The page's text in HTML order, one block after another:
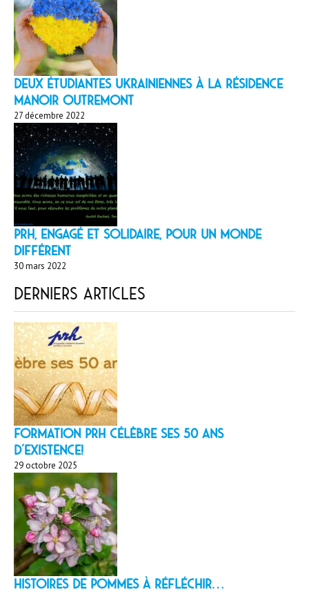
Deux étudiantes ukrainiennes à la résidence
Manoir Outremont
27 décembre 2022
PRH, engagé et solidaire, pour un monde
différent
30 mars 2022
Derniers articles
Formation PRH célèbre ses 50 ans
d’existence!
29 octobre 2025
HISTOIRES DE POMMES À réfléchir…